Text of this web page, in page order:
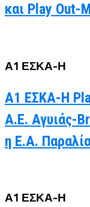
και Play Out-
Α1 ΕΣΚΑ-Η
Α1 ΕΣΚΑ-Η
Α.Ε. Αγυιάς-
η Ε.Α.
Α1 ΕΣΚΑ-Η